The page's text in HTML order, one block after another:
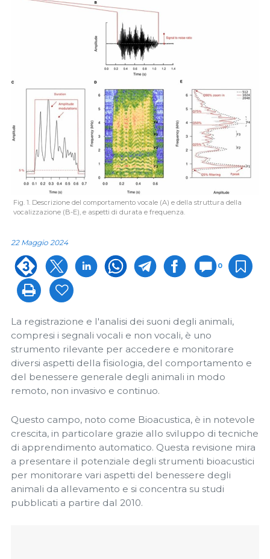
Fig. 1. Descrizione del comportamento vocale (A) e della struttura della
vocalizzazione (B-E), e aspetti di durata e frequenza.
22 Maggio 2024
0
La registrazione e l'analisi dei suoni degli animali,
compresi i segnali vocali e non vocali, è uno
strumento rilevante per accedere e monitorare
diversi aspetti della fisiologia, del comportamento e
del benessere generale degli animali in modo
remoto, non invasivo e continuo.
Questo campo, noto come Bioacustica, è in notevole
crescita, in particolare grazie allo sviluppo di tecniche
di apprendimento automatico. Questa revisione mira
a presentare il potenziale degli strumenti bioacustici
per monitorare vari aspetti del benessere degli
animali da allevamento e si concentra su studi
pubblicati a partire dal 2010.